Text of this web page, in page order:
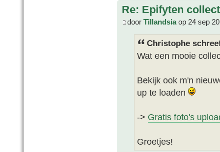
Re: Epifyten
door Tillandsiaop 24 sep
Christophe
Wat een mooie
Bekijk ook m'n
up te loaden
-> Gratis foto's
Groetjes!